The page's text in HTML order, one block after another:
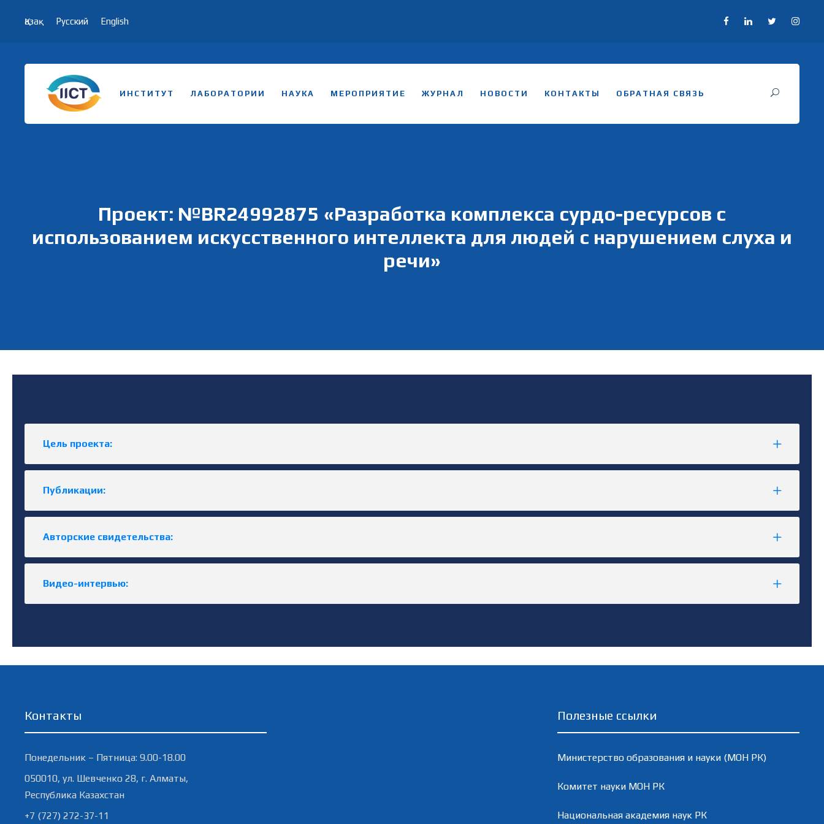
Қазақ Русский English
ИНСТИТУТ ЛАБОРАТОРИИ НАУКА МЕРОПРИЯТИЕ ЖУРНАЛ НОВОСТИ КОНТАКТЫ ОБРАТНАЯ СВЯЗЬ
Проект: №BR24992875 «Разработка комплекса сурдо-ресурсов с
использованием искусственного интеллекта для людей с нарушением слуха и
речи»
Цель проекта:
Публикации:
Авторские свидетельства:
Видео-интервью:
Контакты
Понедельник – Пятница: 9.00-18.00
050010, ул. Шевченко 28, г. Алматы,
Республика Казахстан
+7 (727) 272-37-11
Полезные ссылки
Министерство образования и науки (МОН РК)
Комитет науки МОН РК
Национальная академия наук РК